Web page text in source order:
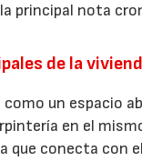
principal nota
de la
un espacio
en el
que conecta con